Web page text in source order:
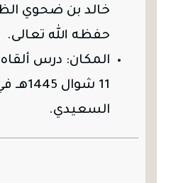
خالد بن ضحوي
حفظه الله تعالى.
المكان: درس
11
السعيدي.